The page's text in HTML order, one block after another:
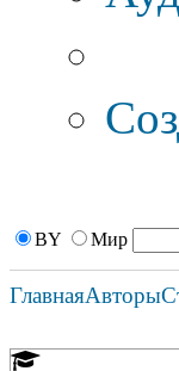
BY Мир
ГлавнаяАвторы